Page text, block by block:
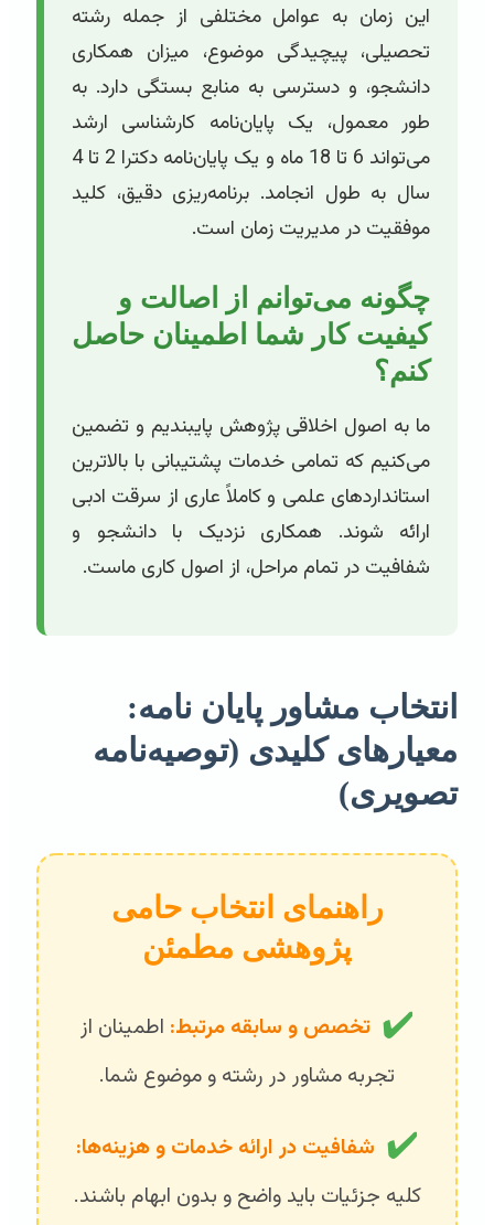
این زمان به عوامل مختلفی از جمله رشته
تحصیلی، پیچیدگی موضوع، میزان همکاری
دانشجو، و دسترسی به منابع بستگی دارد. به
طور معمول، یک پایان‌نامه کارشناسی ارشد
می‌تواند 6 تا 18 ماه و یک پایان‌نامه دکترا 2 تا 4
سال به طول انجامد. برنامه‌ریزی دقیق، کلید
موفقیت در مدیریت زمان است.
چگونه می‌توانم از اصالت و
کیفیت کار شما اطمینان حاصل
کنم؟
ما به اصول اخلاقی پژوهش پایبندیم و تضمین
می‌کنیم که تمامی خدمات پشتیبانی با بالاترین
استانداردهای علمی و کاملاً عاری از سرقت ادبی
ارائه شوند. همکاری نزدیک با دانشجو و
شفافیت در تمام مراحل، از اصول کاری ماست.
انتخاب مشاور پایان نامه:
معیارهای کلیدی (توصیه‌نامه
تصویری)
راهنمای انتخاب حامی
پژوهشی مطمئن
تخصص و سابقه مرتبط:اطمینان از
تجربه مشاور در رشته و موضوع شما.
شفافیت در ارائه خدمات و هزینه‌ها:
کلیه جزئیات باید واضح و بدون ابهام باشند.